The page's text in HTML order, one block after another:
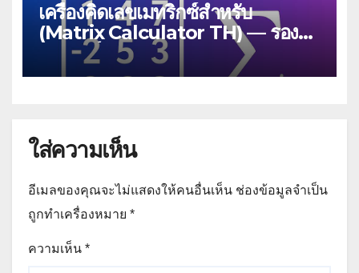
เครื่องคิดเลขเมทริกซ์สำหรับ
(Matrix Calculator TH) — รองรับ
เมทริกซ์หนาแน่น/เบาบาง,
MatrixMarket, และตัวแก้สมการ
ใส่ความเห็น
อีเมลของคุณจะไม่แสดงให้คนอื่นเห็น ช่องข้อมูลจำเป็น
ถูกทำเครื่องหมาย *
ความเห็น *